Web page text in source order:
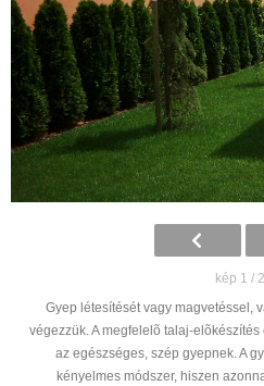
kép 1 /
Gyep létesítését vagy magvetéssel,
végezzük. A megfelelõ talaj-
az egészséges, szép gyepnek. A
kényelmes módszer, hiszen